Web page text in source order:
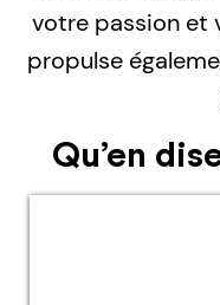
votre passion et
propulse
Qu’en